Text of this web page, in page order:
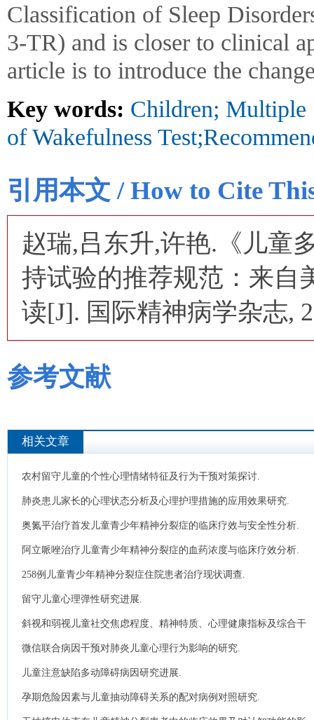
Classification of Sleep
3-TR) and is closer to clinical
article is to introduce the
Key words: Children; Multiple
of Wakefulness
引用本文 / How to Cite
赵瑞,吕东升,许艳.《儿童
持试验的推荐规范：来自
读[J]. 国际精神病学杂志,
参考文献
相关文章
农村留守儿童的个性心理情绪特征及行为干预对策探讨.
肺炎患儿家长的心理状态分析及心理护理措施的应用效果研究.
奥氮平治疗首发儿童青少年精神分裂症的临床疗效与安全性分析.
阿立哌唑治疗儿童青少年精神分裂症的血药浓度与临床疗效分析.
258例儿童青少年精神分裂症住院患者治疗现状调查.
留守儿童心理弹性研究进展.
斜视和弱视儿童社交焦虑程度、精神特质、心理健康指标及综合干
预的效果分析.
微信联合病因干预对肺炎儿童心理行为影响的研究.
儿童注意缺陷多动障碍病因研究进展.
孕期危险因素与儿童抽动障碍关系的配对病例对照研究.